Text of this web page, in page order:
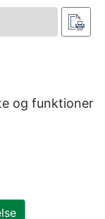
og funktioner